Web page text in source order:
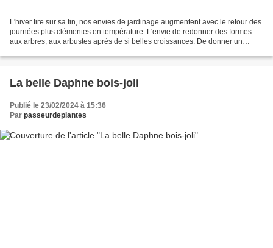
L'hiver tire sur sa fin, nos envies de jardinage augmentent avec le retour des
journées plus clémentes en température. L'envie de redonner des formes
aux arbres, aux arbustes après de si belles croissances. De donner un
La belle Daphne bois-joli
Publié le 23/02/2024 à 15:36
Par passeurdeplantes